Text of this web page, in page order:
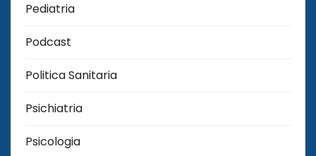
Pediatria
Podcast
Politica Sanitaria
Psichiatria
Psicologia